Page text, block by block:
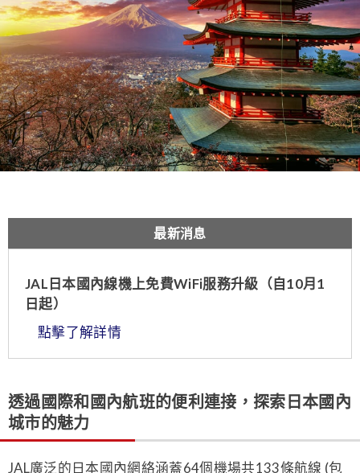
最新消息
JAL日本國內線機上免費WiFi服務升級（自10月1
日起）
點擊了解詳情
透過國際和國內航班的便利連接，探索日本國內
城市的魅力
JAL廣泛的日本國內網絡涵蓋64個機場共133條航線 (包